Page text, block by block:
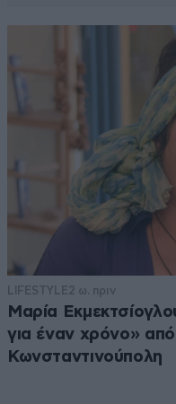
LIFESTYLE 2 ω. πριν
Μαρία
για έναν χρόνο»
Κωνσταντινούπολη